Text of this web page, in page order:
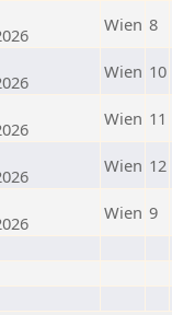
Wien 8
Wien 10
Wien 11
Wien 12
Wien 9